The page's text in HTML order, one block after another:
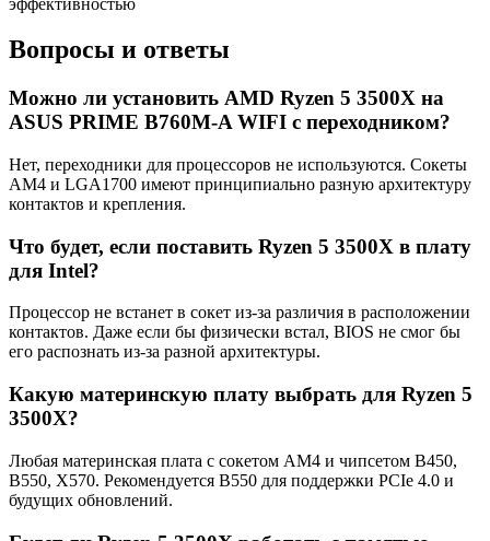
Вопросы и ответы
Можно ли установить AMD Ryzen 5 3500X на
ASUS PRIME B760M-A WIFI с переходником?
Нет, переходники для процессоров не используются. Сокеты
AM4 и LGA1700 имеют принципиально разную архитектуру
контактов и крепления.
Что будет, если поставить Ryzen 5 3500X в плату
для Intel?
Процессор не встанет в сокет из-за различия в расположении
контактов. Даже если бы физически встал, BIOS не смог бы
его распознать из-за разной архитектуры.
Какую материнскую плату выбрать для Ryzen 5
3500X?
Любая материнская плата с сокетом AM4 и чипсетом B450,
B550, X570. Рекомендуется B550 для поддержки PCIe 4.0 и
будущих обновлений.